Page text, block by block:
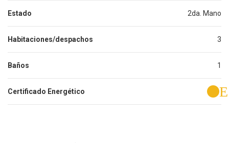
Estado 2da. Mano
Habitaciones/despachos 3
Baños 1
Certificado Energético E